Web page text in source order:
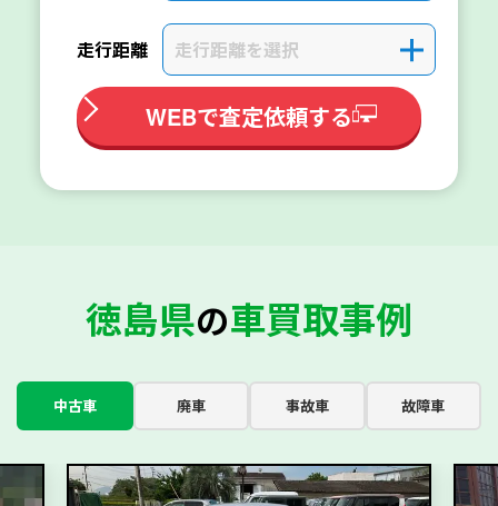
走行距離 走行距離を選択 ＋
WEBで査定依頼する
徳島県の車買取事例
中古車 廃車 事故車 故障車